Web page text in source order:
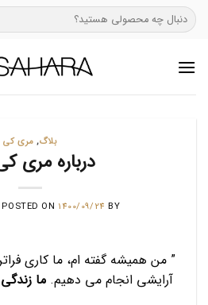
Skipجستجو
برای:
بلاگ, مری کی
درباره مری
POSTED ON 1400/09/24 BY
” من همیشه گفته ام، ما کاری
آرایشی انجام می دهیم. ما